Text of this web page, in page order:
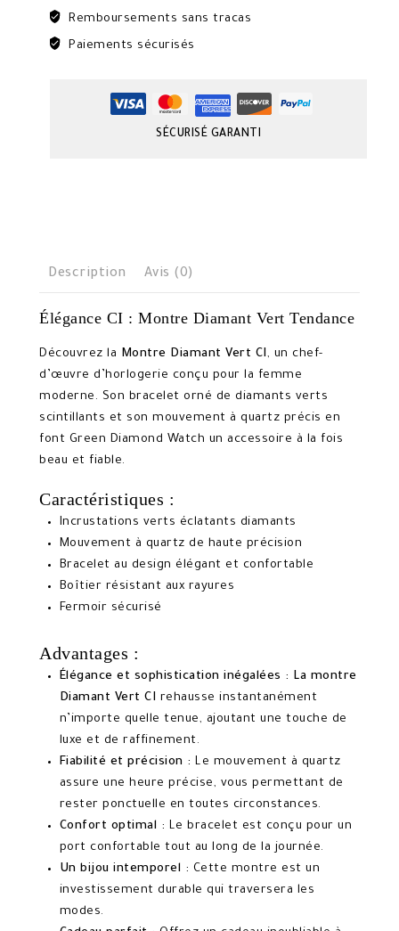
et
Remboursements sans tracas
Paiements sécurisés
SÉCURISÉ GARANTI
Description Avis (0)
Élégance CI : Montre Diamant Vert Tendance
Découvrez la Montre Diamant Vert CI, un chef-
d’œuvre d’horlogerie conçu pour la femme
moderne. Son bracelet orné de diamants verts
scintillants et son mouvement à quartz précis en
font Green Diamond Watch un accessoire à la fois
beau et fiable.
Caractéristiques :
Incrustations verts éclatants diamants
Mouvement à quartz de haute précision
Bracelet au design élégant et confortable
Boîtier résistant aux rayures
Fermoir sécurisé
Advantages :
Élégance et sophistication inégalées : La montre
Diamant Vert CI rehausse instantanément
n’importe quelle tenue, ajoutant une touche de
luxe et de raffinement.
Fiabilité et précision : Le mouvement à quartz
assure une heure précise, vous permettant de
rester ponctuelle en toutes circonstances.
Confort optimal : Le bracelet est conçu pour un
port confortable tout au long de la journée.
Un bijou intemporel : Cette montre est un
investissement durable qui traversera les
modes.